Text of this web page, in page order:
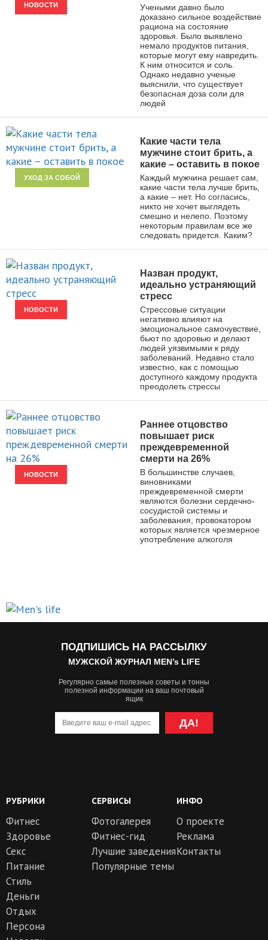
НОВОСТИ
Учеными давно было
доказано сильное воздействие
рациона на состояние
здоровья. Было выявлено
немало продуктов питания,
которые могут ему навредить.
К ним относится и соль.
Однако недавно ученые
выяснили, что существует
безопасная доза соли для
людей
УХОД ЗА СОБОЙ
Какие части тела
мужчине стоит брить, а
какие – оставить в покое
Каждый мужчина решает сам,
какие части тела лучше брить,
а какие – нет. Но согласись,
никто не хочет выглядеть
смешно и нелепо. Поэтому
некоторым правилам все же
следовать придется. Каким?
НОВОСТИ
Назван продукт,
идеально устраняющий
стресс
Стрессовые ситуации
негативно влияют на
эмоциональное самочувствие,
бьют по здоровью и делают
людей уязвимыми к ряду
заболеваний. Недавно стало
известно, как с помощью
доступного каждому продукта
преодолеть стрессы
НОВОСТИ
Раннее отцовство
повышает риск
преждевременной
смерти на 26%
В большинстве случаев,
виновниками
преждевременной смерти
являются болезни сердечно-
сосудистой системы и
заболевания, провокатором
которых является чрезмерное
употребление алкоголя
ПОДПИШИСЬ НА РАССЫЛКУ
МУЖСКОЙ ЖУРНАЛ MEN’s LIFE
Регулярно самые полезные советы и тонны
полезной информации на ваш почтовый
ящик
ДА!
РУБРИКИ
Фитнес
Здоровье
Секс
Питание
Стиль
Деньги
Отдых
Персона
СЕРВИСЫ
Фотогалерея
Фитнес-гид
Лучшие заведения
Популярные темы
ИНФО
О проекте
Реклама
Контакты